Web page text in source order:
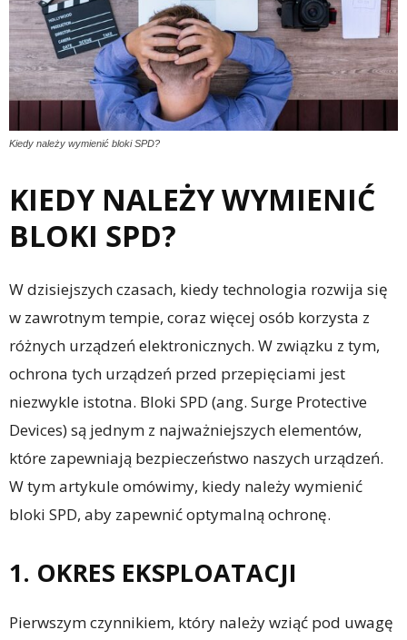
Kiedy należy wymienić bloki SPD?
KIEDY NALEŻY WYMIENIĆ
BLOKI SPD?
W dzisiejszych czasach, kiedy technologia rozwija się
w zawrotnym tempie, coraz więcej osób korzysta z
różnych urządzeń elektronicznych. W związku z tym,
ochrona tych urządzeń przed przepięciami jest
niezwykle istotna. Bloki SPD (ang. Surge Protective
Devices) są jednym z najważniejszych elementów,
które zapewniają bezpieczeństwo naszych urządzeń.
W tym artykule omówimy, kiedy należy wymienić
bloki SPD, aby zapewnić optymalną ochronę.
1. OKRES EKSPLOATACJI
Pierwszym czynnikiem, który należy wziąć pod uwagę